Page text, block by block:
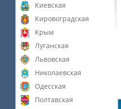
Киевская
Кировоградская
Крым
Луганская
Львовская
Николаевская
Одесская
Полтавская